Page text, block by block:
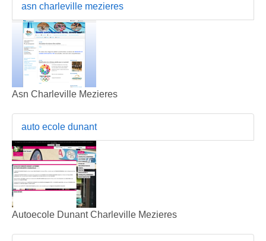
asn charleville mezieres
Asn Charleville Mezieres
auto ecole dunant
Autoecole Dunant Charleville Mezieres